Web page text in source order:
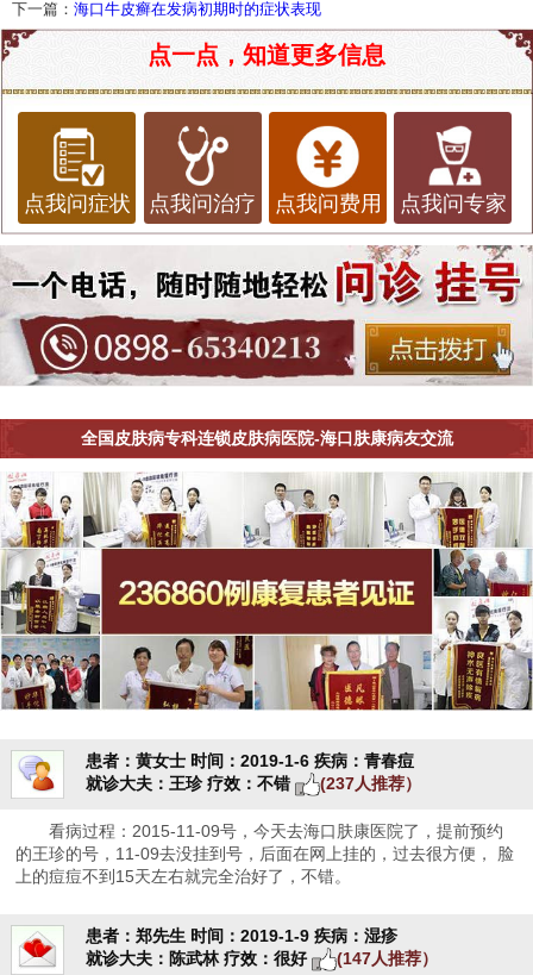
下一篇： 海口牛皮癣在发病初期时的症状表现
点一点，知道更多信息
点我问症状 点我问治疗 点我问费用 点我问专家
全国皮肤病专科连锁皮肤病医院-海口肤康病友交流
患者：黄女士 时间：2019-1-6 疾病：青春痘
就诊大夫：王珍 疗效：不错 (237人推荐）
看病过程：2015-11-09号，今天去海口肤康医院了，提前预约
的王珍的号，11-09去没挂到号，后面在网上挂的，过去很方便， 脸
上的痘痘不到15天左右就完全治好了，不错。
患者：郑先生 时间：2019-1-9 疾病：湿疹
就诊大夫：陈武林 疗效：很好 (147人推荐）